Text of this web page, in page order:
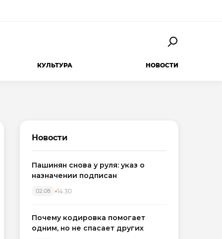
КУЛЬТУРА НОВОСТИ
Новости
Пашинян снова у руля: указ о
назначении подписан
02.08 14:30
Почему кодировка помогает
одним, но не спасает других